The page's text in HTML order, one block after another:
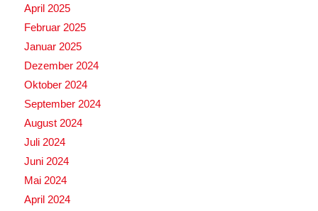
April 2025
Februar 2025
Januar 2025
Dezember 2024
Oktober 2024
September 2024
August 2024
Juli 2024
Juni 2024
Mai 2024
April 2024